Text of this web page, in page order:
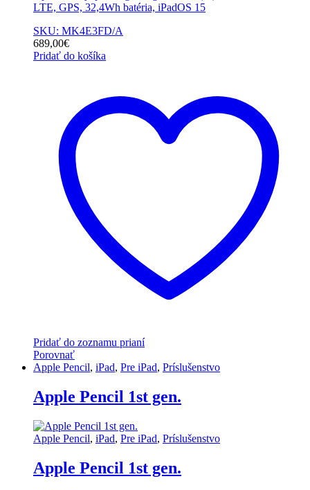
LTE, GPS, 32,4Wh batéria, iPadOS 15
SKU: MK4E3FD/A
689,00€
Pridať do košíka
Pridať do zoznamu prianí
Porovnať
Apple Pencil, iPad, Pre iPad, Príslušenstvo
Apple Pencil 1st gen.
Apple Pencil, iPad, Pre iPad, Príslušenstvo
Apple Pencil 1st gen.